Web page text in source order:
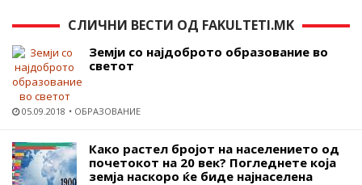
СЛИЧНИ ВЕСТИ ОД FAKULTETI.MK
Земји со најдоброто образование во
светот
05.09.2018 ОБРАЗОВАНИЕ
Како растел бројот на населението од
почетокот на 20 век? Погледнете која
земја наскоро ќе биде најнаселена